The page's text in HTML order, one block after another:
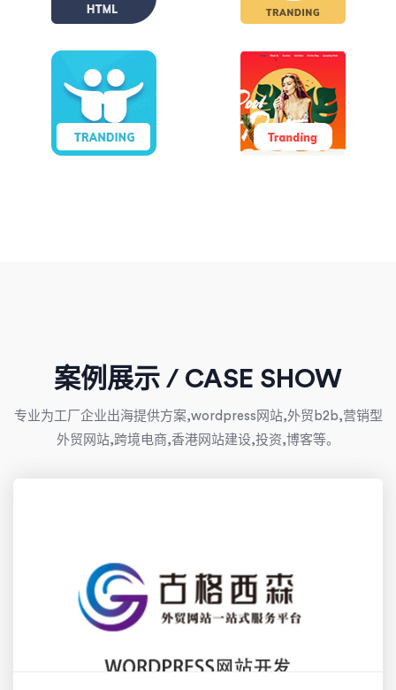
案例展示 / CASE SHOW
专业为工厂企业出海提供方案,wordpress网站,外贸b2b,营销型
外贸网站,跨境电商,香港网站建设,投资,博客等。